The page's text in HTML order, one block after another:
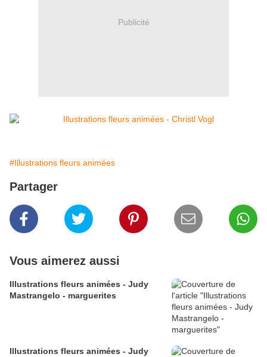
Publicité
#Illustrations fleurs animées
Partager
Vous aimerez aussi
Illustrations fleurs animées - Judy
Mastrangelo - marguerites
Illustrations fleurs animées - Judy